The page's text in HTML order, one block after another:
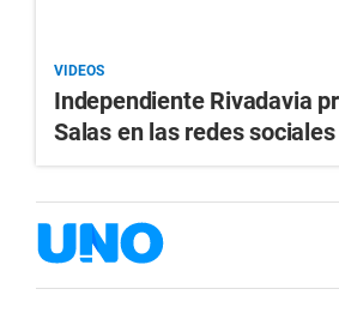
VIDEOS
Independiente Rivadavia
Salas en las redes sociales